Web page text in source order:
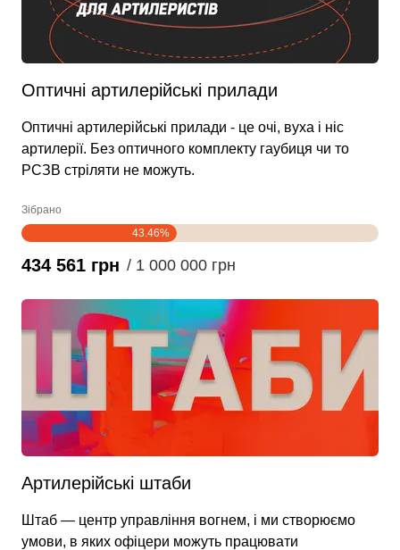
Оптичні артилерійські прилади
Оптичні артилерійські прилади - це очі, вуха і ніс
артилерії. Без оптичного комплекту гаубиця чи то
РСЗВ стріляти не можуть.
Зібрано
43.46%
434 561 грн / 1 000 000 грн
Артилерійські штаби
Штаб — центр управління вогнем, і ми створюємо
умови, в яких офіцери можуть працювати